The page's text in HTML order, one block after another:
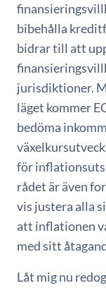
bibehålla
bidrar till att
jurisdiktioner.
läget kommer
bedöma
för
rådet är även
vis justera alla
att inflationen
med sitt
Låt mig nu